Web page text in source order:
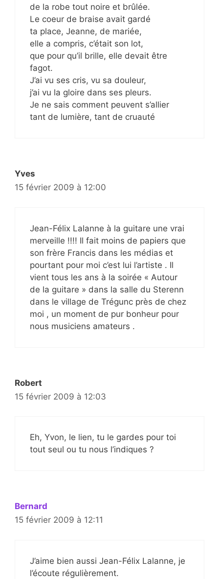
de la robe tout noire et brûlée.
Le coeur de braise avait gardé
ta place, Jeanne, de mariée,
elle a compris, c’était son lot,
que pour qu’il brille, elle devait être
fagot.
J’ai vu ses cris, vu sa douleur,
j’ai vu la gloire dans ses pleurs.
Je ne sais comment peuvent s’allier
tant de lumière, tant de cruauté
Yves
15 février 2009 à 12:00
Jean-Félix Lalanne à la guitare une vrai
merveille !!!! Il fait moins de papiers que
son frère Francis dans les médias et
pourtant pour moi c’est lui l’artiste . Il
vient tous les ans à la soirée « Autour
de la guitare » dans la salle du Sterenn
dans le village de Trégunc près de chez
moi , un moment de pur bonheur pour
nous musiciens amateurs .
Robert
15 février 2009 à 12:03
Eh, Yvon, le lien, tu le gardes pour toi
tout seul ou tu nous l’indiques ?
Bernard
15 février 2009 à 12:11
J’aime bien aussi Jean-Félix Lalanne, je
l’écoute régulièrement.